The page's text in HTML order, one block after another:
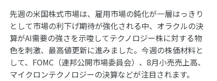
先週の米国株式市場は、雇用市場の鈍化が一層はっきり
として市場の利下げ期待が強化される中、オラクルの決
算がAI需要の強さを示唆してテクノロジー株に対する物
色を刺激、最高値更新に進みました。今週の株価材料と
して、FOMC（連邦公開市場委員会）、8月小売売上高、
マイクロンテクノロジーの決算などが注目されます。